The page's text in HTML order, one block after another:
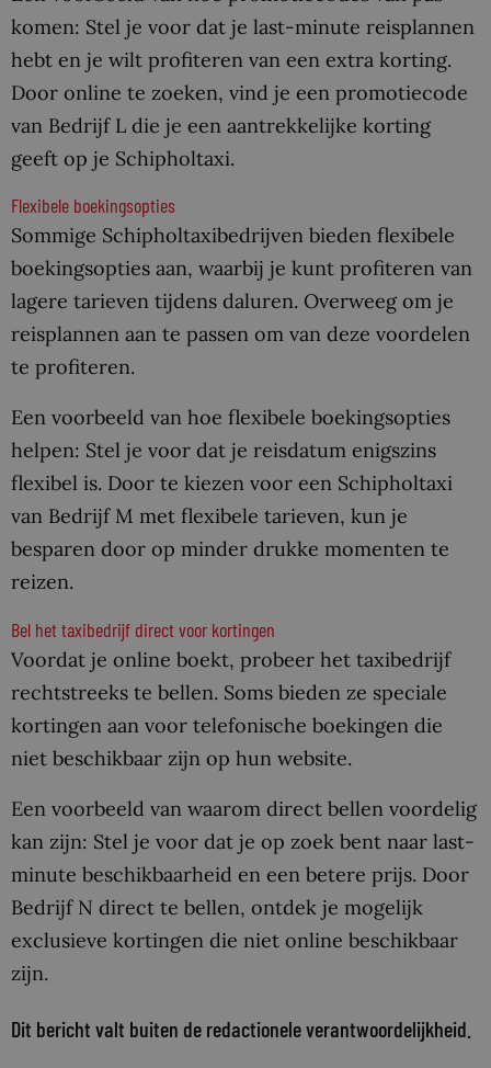
komen: Stel je voor dat je last-minute reisplannen
hebt en je wilt profiteren van een extra korting.
Door online te zoeken, vind je een promotiecode
van Bedrijf L die je een aantrekkelijke korting
geeft op je Schipholtaxi.
Flexibele boekingsopties
Sommige Schipholtaxibedrijven bieden flexibele
boekingsopties aan, waarbij je kunt profiteren van
lagere tarieven tijdens daluren. Overweeg om je
reisplannen aan te passen om van deze voordelen
te profiteren.
Een voorbeeld van hoe flexibele boekingsopties
helpen: Stel je voor dat je reisdatum enigszins
flexibel is. Door te kiezen voor een Schipholtaxi
van Bedrijf M met flexibele tarieven, kun je
besparen door op minder drukke momenten te
reizen.
Bel het taxibedrijf direct voor kortingen
Voordat je online boekt, probeer het taxibedrijf
rechtstreeks te bellen. Soms bieden ze speciale
kortingen aan voor telefonische boekingen die
niet beschikbaar zijn op hun website.
Een voorbeeld van waarom direct bellen voordelig
kan zijn: Stel je voor dat je op zoek bent naar last-
minute beschikbaarheid en een betere prijs. Door
Bedrijf N direct te bellen, ontdek je mogelijk
exclusieve kortingen die niet online beschikbaar
zijn.
Dit bericht valt buiten de redactionele verantwoordelijkheid.